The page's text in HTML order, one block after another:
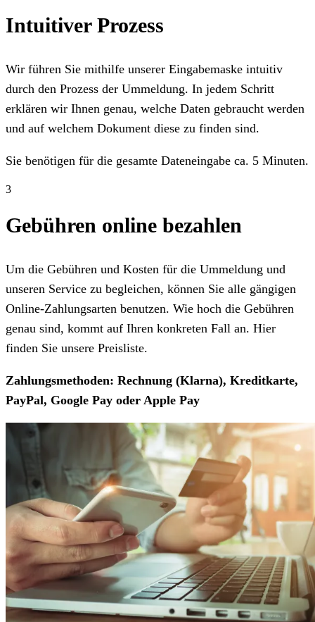
Intuitiver Prozess
Wir führen Sie mithilfe unserer Eingabemaske intuitiv
durch den Prozess der Ummeldung. In jedem Schritt
erklären wir Ihnen genau, welche Daten gebraucht werden
und auf welchem Dokument diese zu finden sind.
Sie benötigen für die gesamte Dateneingabe ca. 5 Minuten.
3
Gebühren online bezahlen
Um die Gebühren und Kosten für die Ummeldung und
unseren Service zu begleichen, können Sie alle gängigen
Online-Zahlungsarten benutzen. Wie hoch die Gebühren
genau sind, kommt auf Ihren konkreten Fall an. Hier
finden Sie unsere Preisliste.
Zahlungsmethoden: Rechnung (Klarna), Kreditkarte,
PayPal, Google Pay oder Apple Pay